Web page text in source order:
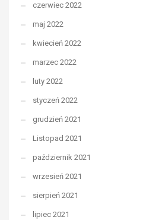
czerwiec 2022
maj 2022
kwiecień 2022
marzec 2022
luty 2022
styczeń 2022
grudzień 2021
Listopad 2021
październik 2021
wrzesień 2021
sierpień 2021
lipiec 2021